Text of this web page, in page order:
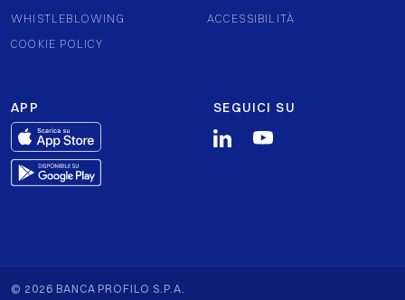
WHISTLEBLOWING
COOKIE POLICY
ACCESSIBILITÀ
APP SEGUICI SU
© 2026 BANCA PROFILO S.P.A.